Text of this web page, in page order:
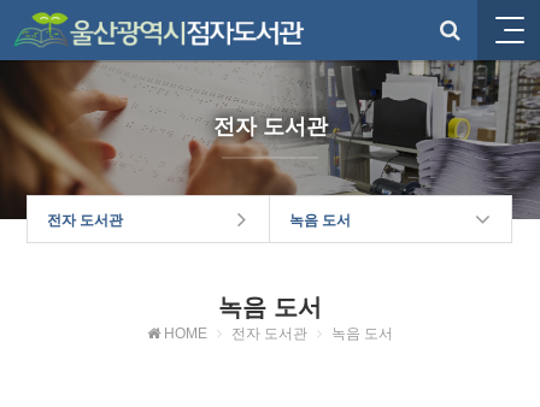
전자 도서관
전자 도서관 녹음 도서
녹음 도서
HOME 전자 도서관 녹음 도서